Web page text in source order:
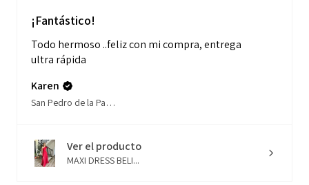
¡Fantástico!
Todo hermoso ..feliz con mi compra, entrega
ultra rápida
Karen
San Pedro de la Paz, Biobío
Ver el producto
MAXI DRESS BELI...